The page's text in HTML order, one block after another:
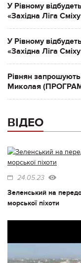
У Рівному
«Західна Ліга
У Рівному
«Західна Ліга
Рівнян
Миколая
ВІДЕО
24.05.23
Зеленський на
морської піхоти